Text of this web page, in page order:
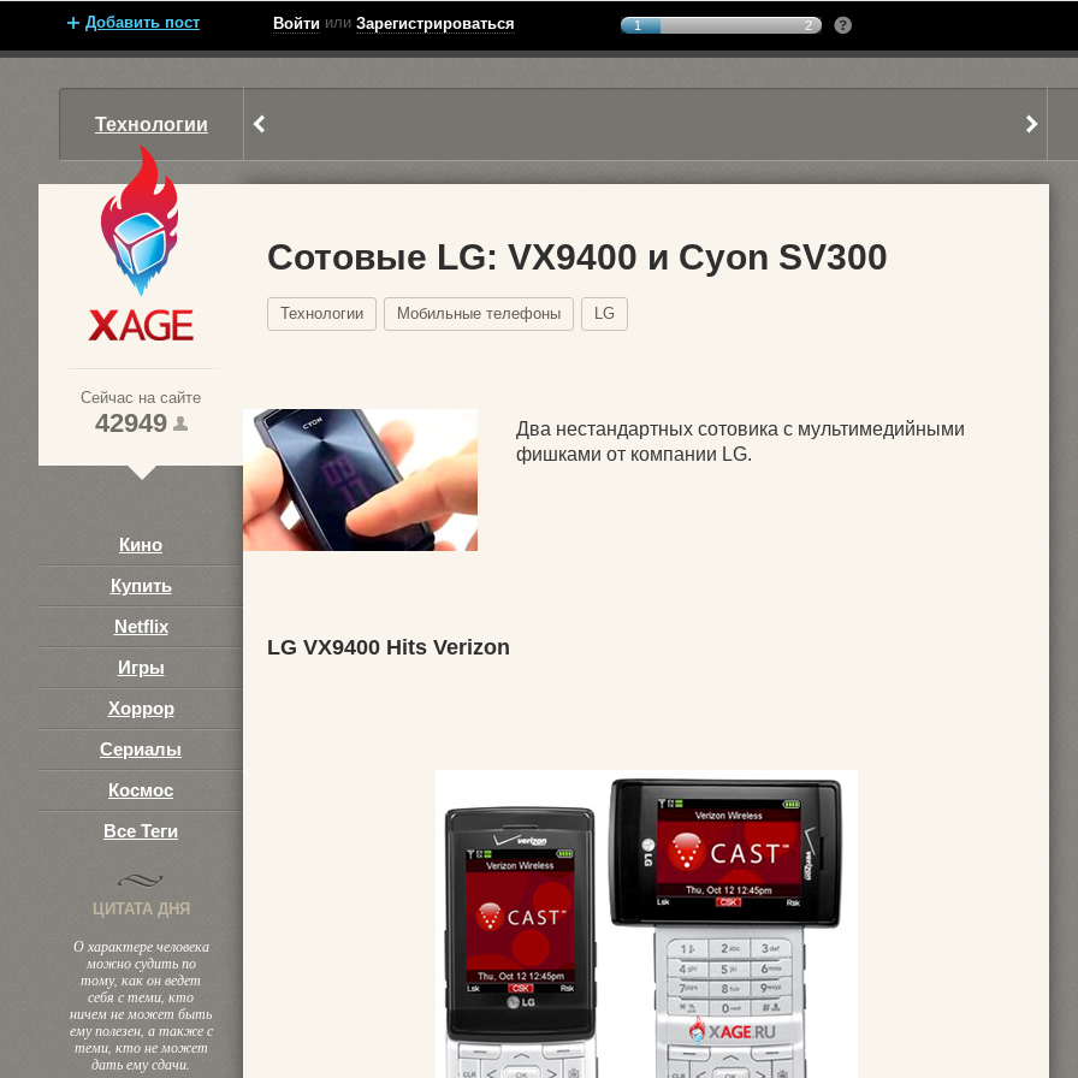
Добавить пост Войти или Зарегистрироваться 1 2
Технологии
1
Сейчас на сайте
42949
Кино
Купить
Netflix
Игры
Хоррор
Сериалы
Космос
Все Теги
ЦИТАТА ДНЯ
О характере человека
можно судить по
тому, как он ведет
себя с теми, кто
ничем не может быть
ему полезен, а также с
теми, кто не может
дать ему сдачи.
Сотовые LG: VX9400 и Cyon SV300
Технологии Мобильные телефоны LG
Два нестандартных сотовика с мультимедийными
фишками от компании LG.
LG VX9400 Hits Verizon